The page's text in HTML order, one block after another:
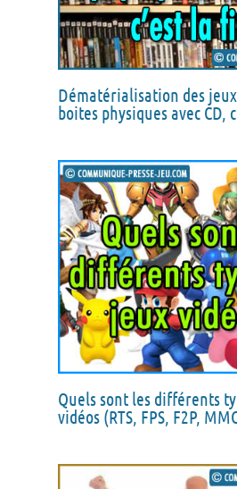
Dématérialisation des
boites physiques avec CD,
Quels sont les différents
vidéos (RTS, FPS, F2P,